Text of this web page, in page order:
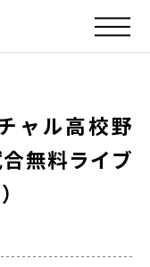
ャル高校野
無料ライブ